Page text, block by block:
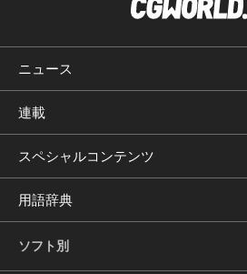
ニュース
連載
スペシャルコンテンツ
用語辞典
ソフト別